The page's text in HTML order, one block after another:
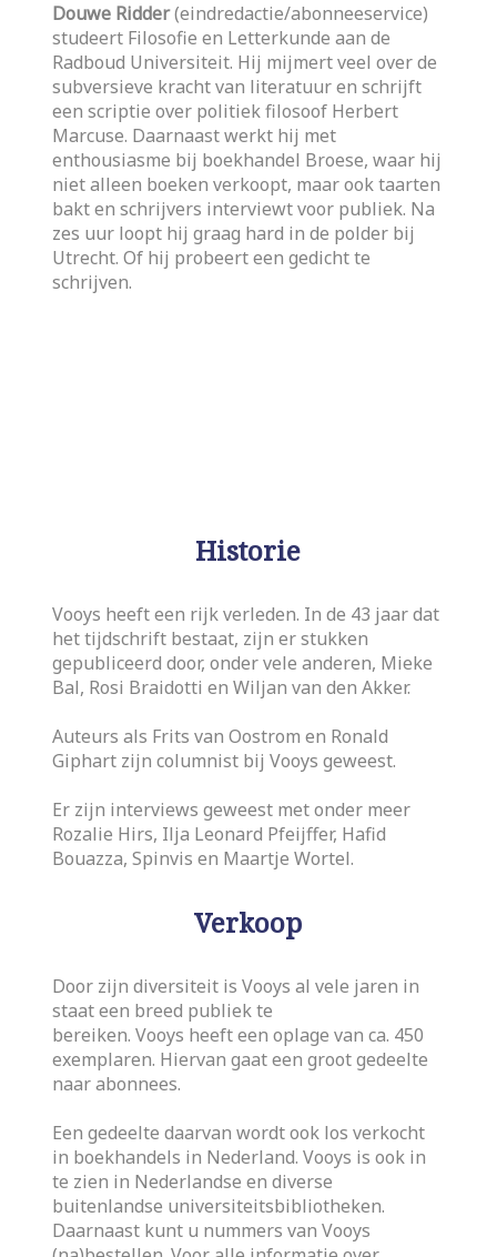
Douwe Ridder(eindredactie/abonneeservice)
studeert Filosofie en Letterkunde aan de
Radboud Universiteit. Hij mijmert veel over de
subversieve kracht van literatuur en schrijft
een scriptie over politiek filosoof Herbert
Marcuse. Daarnaast werkt hij met
enthousiasme bij boekhandel Broese, waar hij
niet alleen boeken verkoopt, maar ook taarten
bakt en schrijvers interviewt voor publiek. Na
zes uur loopt hij graag hard in de polder bij
Utrecht. Of hij probeert een gedicht te
schrijven.
Historie
Vooys heeft een rijk verleden. In de 43 jaar dat
het tijdschrift bestaat, zijn er stukken
gepubliceerd door, onder vele anderen, Mieke
Bal, Rosi Braidotti en Wiljan van den Akker.
Auteurs als Frits van Oostrom en Ronald
Giphart zijn columnist bij Vooys geweest.
Er zijn interviews geweest met onder meer
Rozalie Hirs, Ilja Leonard Pfeijffer, Hafid
Bouazza, Spinvis en Maartje Wortel.
Verkoop
Door zijn diversiteit is Vooys al vele jaren in
staat een breed publiek te
bereiken. Vooys heeft een oplage van ca. 450
exemplaren. Hiervan gaat een groot gedeelte
naar abonnees.
Een gedeelte daarvan wordt ook los verkocht
in boekhandels in Nederland. Vooys is ook in
te zien in Nederlandse en diverse
buitenlandse universiteitsbibliotheken.
Daarnaast kunt u nummers van Vooys